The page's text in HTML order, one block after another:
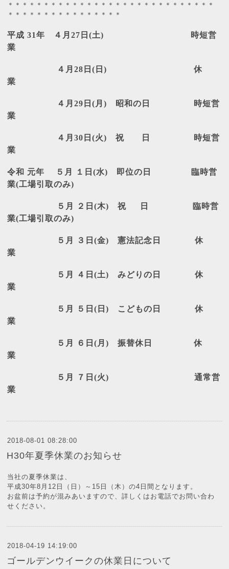
＊＊＊＊＊＊＊＊＊＊＊＊＊＊＊＊＊＊＊＊＊＊＊＊＊＊＊＊＊
＊＊＊＊＊＊＊＊＊＊＊＊＊＊＊＊
平成 31年 ４月27 日(土) 時短営
業
４月 28 日 ( 日 ) 休
業
４月 29 日 ( 月 ) 昭和の日 時短営
業
４月 30 日 (火) 祝 日 時短営
業
令和 元年 ５月 １日(水) 即位の日
臨時営
業(工場引取のみ)
５月 ２日 (木) 祝 日
臨時営
業(工場引取のみ)
５月 ３日 (金) 憲法記念日
休
業
５月 ４日 (土) みどりの日
休
業
５月 ５日 ( 日 ) こどもの日
休
業
５月 ６日 ( 月 ) 振替休日
休
業
５月 ７日 (火)
通常営
業
2018-08-01 08:28:00
H30年夏季休業のお知らせ
当社の夏季休業は、
平成30年8月12日（日）～15日（木）の4日間となります。
お盆前は予約が混みあいますので、詳しくはお電話でお問い合わ
せください。
2018-04-19 14:19:00
ゴールデンウイークの休業日について